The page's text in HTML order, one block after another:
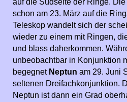
auf die Südseite der Ringe.
schon am 23. März auf die
Teleskop wandelt sich der
wieder zu einem mit Ringen,
und blass daherkommen.
unbeobachtbar in Konjunktion
begegnet Neptun am 29. Juni
seltenen Dreifachkonjunktion.
Neptun ist dann ein Grad